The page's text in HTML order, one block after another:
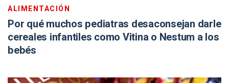
ALIMENTACIÓN
Por qué muchos pediatras desaconsejan darle
cereales infantiles como Vitina o Nestum a los
bebés